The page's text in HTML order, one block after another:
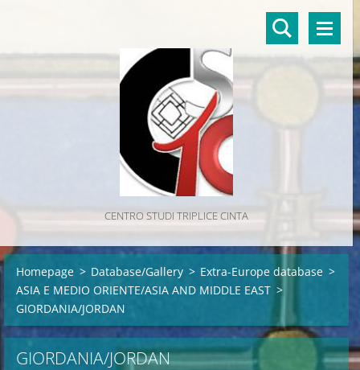
CENTRO STUDI TRIPLICE CINTA
Homepage > Database/Gallery > Extra-Europe database >
ASIA E MEDIO ORIENTE/ASIA AND MIDDLE EAST >
GIORDANIA/JORDAN
GIORDANIA/JORDAN